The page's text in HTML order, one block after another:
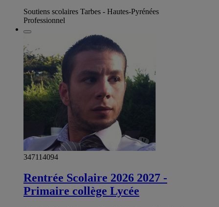
Soutiens scolaires Tarbes - Hautes-Pyrénées
Professionnel
347114094
Rentrée Scolaire 2026 2027 -
Primaire collège Lycée